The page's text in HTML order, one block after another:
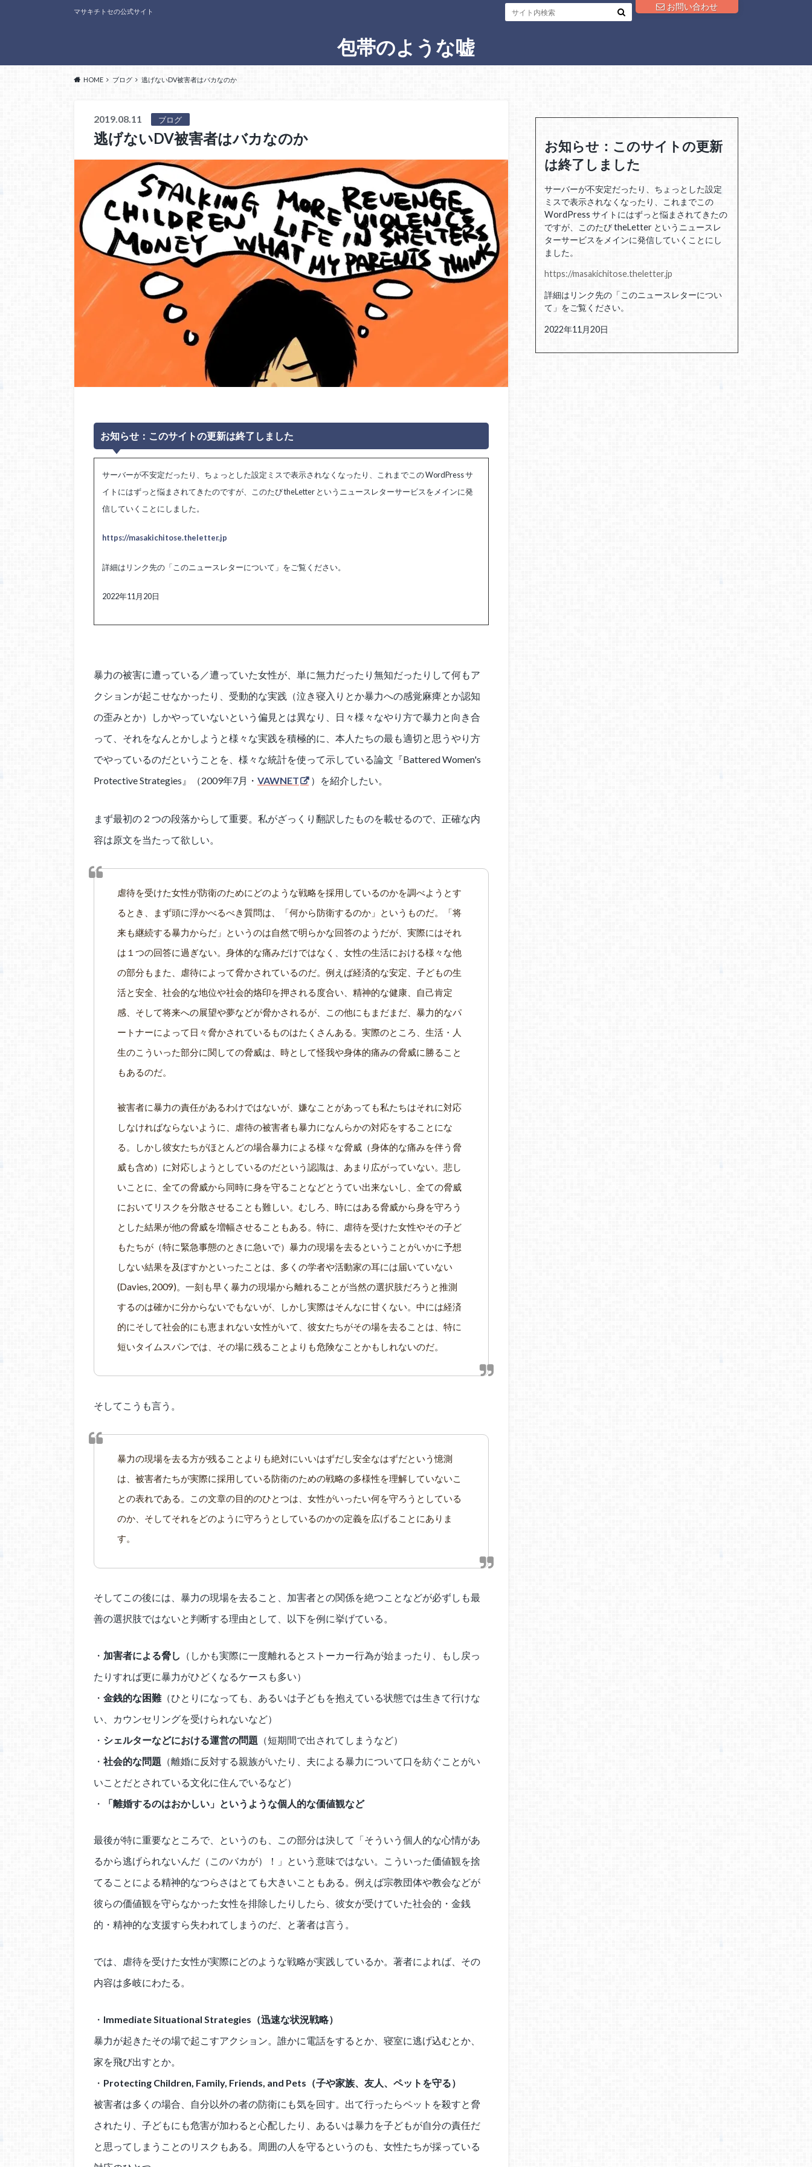
包帯のような嘘
マサキチトセの公式サイト お問い合わせ
HOME ブログ 逃げないDV被害者はバカなのか
2019.08.11 ブログ
逃げないDV被害者はバカなのか
お知らせ：このサイトの更新は終了しました
サーバーが不安定だったり、ちょっとした設定ミスで表示されなくなったり、これまでこの WordPress サ
イトにはずっと悩まされてきたのですが、このたび theLetter というニュースレターサービスをメインに発
信していくことにしました。
https://masakichitose.theletter.jp
詳細はリンク先の「このニュースレターについて」をご覧ください。
2022年11月20日
暴力の被害に遭っている／遭っていた女性が、単に無力だったり無知だったりして何もア
クションが起こせなかったり、受動的な実践（泣き寝入りとか暴力への感覚麻痺とか認知
の歪みとか）しかやっていないという偏見とは異なり、日々様々なやり方で暴力と向き合
って、それをなんとかしようと様々な実践を積極的に、本人たちの最も適切と思うやり方
でやっているのだということを、様々な統計を使って示している論文『Battered Women's
Protective Strategies』（2009年7月・ VAWNET ）を紹介したい。
まず最初の２つの段落からして重要。私がざっくり翻訳したものを載せるので、正確な内
容は原文を当たって欲しい。
虐待を受けた女性が防衛のためにどのような戦略を採用しているのかを調べようとす
るとき、まず頭に浮かべるべき質問は、「何から防衛するのか」というものだ。「将
来も継続する暴力からだ」というのは自然で明らかな回答のようだが、実際にはそれ
は１つの回答に過ぎない。身体的な痛みだけではなく、女性の生活における様々な他
の部分もまた、虐待によって脅かされているのだ。例えば経済的な安定、子どもの生
活と安全、社会的な地位や社会的烙印を押される度合い、精神的な健康、自己肯定
感、そして将来への展望や夢などが脅かされるが、この他にもまだまだ、暴力的なパ
ートナーによって日々脅かされているものはたくさんある。実際のところ、生活・人
生のこういった部分に関しての脅威は、時として怪我や身体的痛みの脅威に勝ること
もあるのだ。
被害者に暴力の責任があるわけではないが、嫌なことがあっても私たちはそれに対応
しなければならないように、虐待の被害者も暴力になんらかの対応をすることにな
る。しかし彼女たちがほとんどの場合暴力による様々な脅威（身体的な痛みを伴う脅
威も含め）に対応しようとしているのだという認識は、あまり広がっていない。悲し
いことに、全ての脅威から同時に身を守ることなどとうてい出来ないし、全ての脅威
においてリスクを分散させることも難しい。むしろ、時にはある脅威から身を守ろう
とした結果が他の脅威を増幅させることもある。特に、虐待を受けた女性やその子ど
もたちが（特に緊急事態のときに急いで）暴力の現場を去るということがいかに予想
しない結果を及ぼすかといったことは、多くの学者や活動家の耳には届いていない
(Davies, 2009)。一刻も早く暴力の現場から離れることが当然の選択肢だろうと推測
するのは確かに分からないでもないが、しかし実際はそんなに甘くない。中には経済
的にそして社会的にも恵まれない女性がいて、彼女たちがその場を去ることは、特に
短いタイムスパンでは、その場に残ることよりも危険なことかもしれないのだ。
そしてこうも言う。
暴力の現場を去る方が残ることよりも絶対にいいはずだし安全なはずだという憶測
は、被害者たちが実際に採用している防衛のための戦略の多様性を理解していないこ
との表れである。この文章の目的のひとつは、女性がいったい何を守ろうとしている
のか、そしてそれをどのように守ろうとしているのかの定義を広げることにありま
す。
そしてこの後には、暴力の現場を去ること、加害者との関係を絶つことなどが必ずしも最
善の選択肢ではないと判断する理由として、以下を例に挙げている。
・ 加害者による脅し
（しかも実際に一度離れるとストーカー行為が始まったり、もし戻っ
たりすれば更に暴力がひどくなるケースも多い）
・ 金銭的な困難（ひとりになっても、あるいは子どもを抱えている状態では生きて行けな
い、カウンセリングを受けられないなど）
・ シェルターなどにおける運営の問題 （短期間で出されてしまうなど）
・ 社会的な問題 （離婚に反対する親族がいたり、夫による暴力について口を紡ぐことがい
いことだとされている文化に住んでいるなど）
・
「離婚するのはおかしい」というような個人的な価値観など
最後が特に重要なところで、というのも、この部分は決して「そういう個人的な心情があ
るから逃げられないんだ（このバカが）！」という意味ではない。こういった価値観を捨
てることによる精神的なつらさはとても大きいこともある。例えば宗教団体や教会などが
彼らの価値観を守らなかった女性を排除したりしたら、彼女が受けていた社会的・金銭
的・精神的な支援すら失われてしまうのだ、と著者は言う。
では、虐待を受けた女性が実際にどのような戦略が実践しているか。著者によれば、その
内容は多岐にわたる。
・ Immediate Situational Strategies（迅速な状況戦略）
暴力が起きたその場で起こすアクション。誰かに電話をするとか、寝室に逃げ込むとか、
家を飛び出すとか。
・ Protecting Children, Family, Friends, and Pets（子や家族、友人、ペットを守る）
被害者は多くの場合、自分以外の者の防衛にも気を回す。出て行ったらペットを殺すと脅
されたり、子どもにも危害が加わると心配したり、あるいは暴力を子どもが自分の責任だ
と思ってしまうことのリスクもある。周囲の人を守るというのも、女性たちが採っている
お知らせ：このサイトの更新
は終了しました
サーバーが不安定だったり、ちょっとした設定
ミスで表示されなくなったり、これまでこの
WordPress サイトにはずっと悩まされてきたの
ですが、このたび theLetter というニュースレ
ターサービスをメインに発信していくことにし
ました。
https://masakichitose.theletter.jp
詳細はリンク先の「このニュースレターについ
て」をご覧ください。
2022年11月20日